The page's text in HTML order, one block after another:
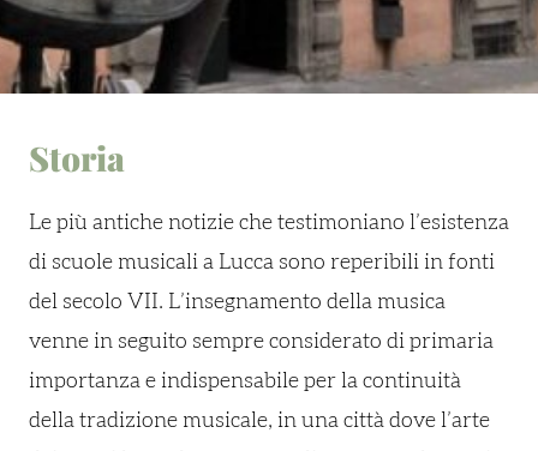
Storia
Le più antiche notizie che testimoniano l’esistenza
di scuole musicali a Lucca sono reperibili in fonti
del secolo VII. L’insegnamento della musica
venne in seguito sempre considerato di primaria
importanza e indispensabile per la continuità
della tradizione musicale, in una città dove l’arte